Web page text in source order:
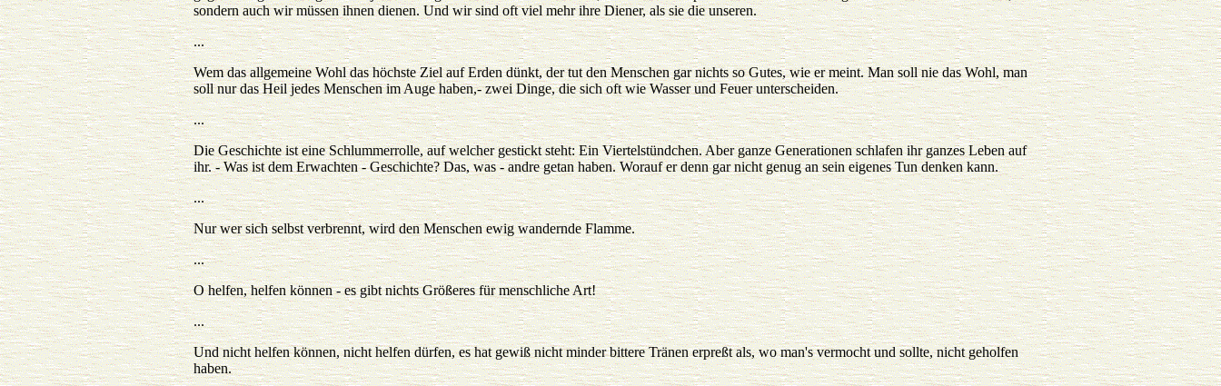
sondern auch wir müssen ihnen dienen. Und wir sind oft viel mehr ihre Diener, als sie die unseren.
...
Wem das allgemeine Wohl das höchste Ziel auf Erden dünkt, der tut den Menschen gar nichts so Gutes, wie er meint. Man soll nie das Wohl, man
soll nur das Heil jedes Menschen im Auge haben,- zwei Dinge, die sich oft wie Wasser und Feuer unterscheiden.
...
Die Geschichte ist eine Schlummerrolle, auf welcher gestickt steht: Ein Viertelstündchen. Aber ganze Generationen schlafen ihr ganzes Leben auf
ihr. - Was ist dem Erwachten - Geschichte? Das, was - andre getan haben. Worauf er denn gar nicht genug an sein eigenes Tun denken kann.
...
Nur wer sich selbst verbrennt, wird den Menschen ewig wandernde Flamme.
...
O helfen, helfen können - es gibt nichts Größeres für menschliche Art!
...
Und nicht helfen können, nicht helfen dürfen, es hat gewiß nicht minder bittere Tränen erpreßt als, wo man's vermocht und sollte, nicht geholfen
haben.